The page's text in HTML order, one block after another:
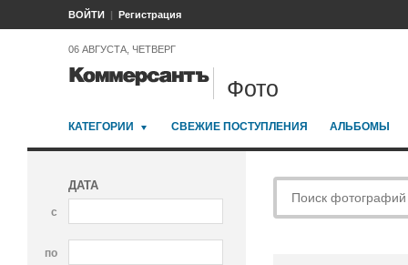
ВОЙТИ Регистрация
06 АВГУСТА, ЧЕТВЕРГ
Фото
КАТЕГОРИИ СВЕЖИЕ ПОСТУПЛЕНИЯ АЛЬБОМЫ
ДАТА
с
по